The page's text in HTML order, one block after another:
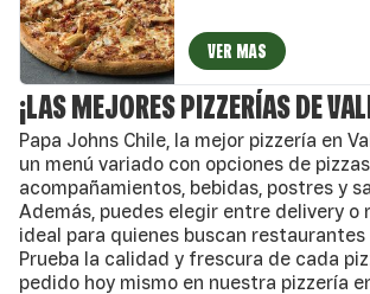
VER MAS
¡LAS MEJORES PIZZERÍAS DE
Papa Johns Chile, la mejor pizzería en
un menú variado con opciones de
acompañamientos, bebidas, postres y
Además, puedes elegir entre delivery o
ideal para quienes buscan restaurantes
Prueba la calidad y frescura de cada
pedido hoy mismo en nuestra pizzería